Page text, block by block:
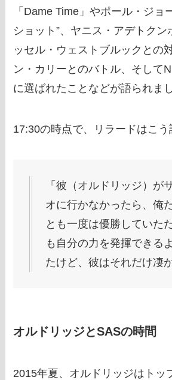
「Dame Time」やポール・ジョ
ショット”、ヤニス・アデトクン
ッセル・ウェストブルックとの
ン・カリーとのバトル、そして
に選ばれたことなどが語られまし
17:30の時点で、リラードはこう
「彼（オルドリッジ）が
オに行かなかったら、俺
とも一度は優勝していた
も自分の力を発揮できる
たけど、彼はそれだけ凄
オルドリッジとSASの時間
2015年夏、オルドリッジはトッ